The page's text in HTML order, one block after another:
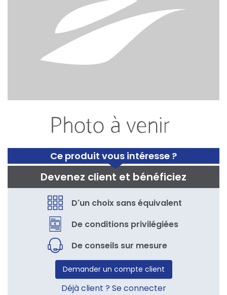
Ce produit vous intéresse ?
Devenez client et bénéficiez
D'un choix sans équivalent
De conditions privilégiées
De conseils sur mesure
Demander un compte client
Déjà client ? Se connecter